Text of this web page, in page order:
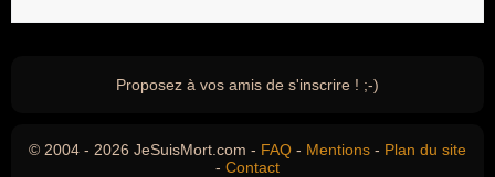
Proposez à vos amis de s'inscrire ! ;-)
© 2004 - 2026 JeSuisMort.com - FAQ - Mentions - Plan du site
- Contact